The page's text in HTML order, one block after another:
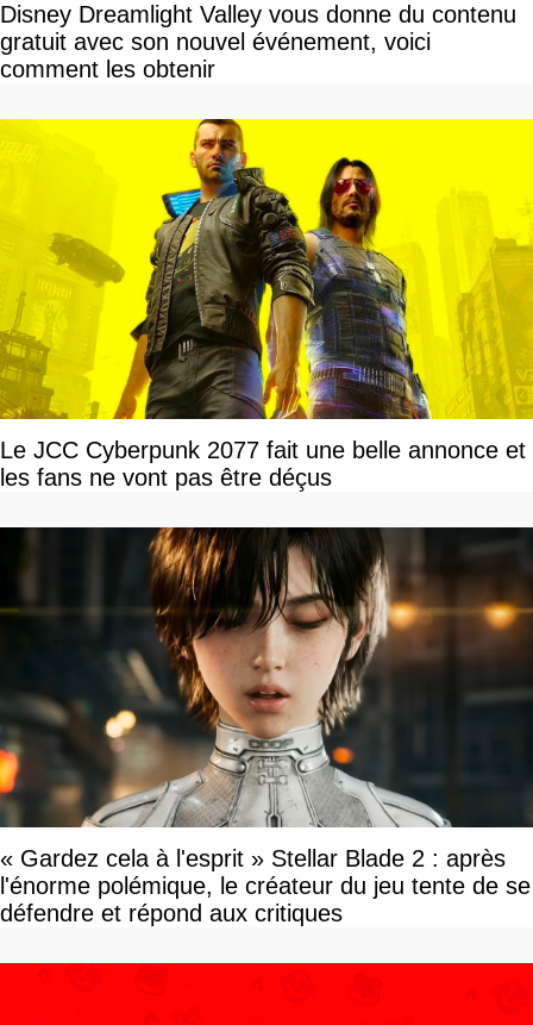
Disney Dreamlight Valley vous donne du contenu
gratuit avec son nouvel événement, voici
comment les obtenir
Le JCC Cyberpunk 2077 fait une belle annonce et
les fans ne vont pas être déçus
« Gardez cela à l'esprit » Stellar Blade 2 : après
l'énorme polémique, le créateur du jeu tente de se
défendre et répond aux critiques